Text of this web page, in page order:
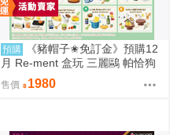
預購
《豬帽子✬免訂金》預購12
月 Re-ment 盒玩 三麗鷗 帕恰狗
烘焙食譜 中盒8入 0816
售價 1980